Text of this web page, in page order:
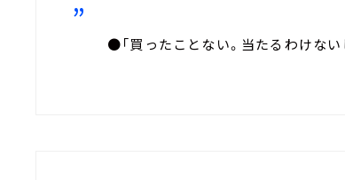
●「買ったことない。当たるわけない